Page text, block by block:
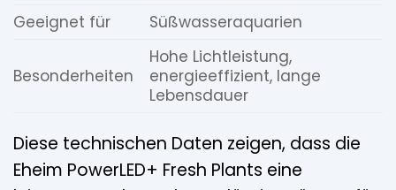
Geeignet für
Süßwasseraquarien
Besonderheiten
Hohe Lichtleistung,
energieeffizient, lange
Lebensdauer
Diese technischen Daten zeigen, dass die
Eheim PowerLED+ Fresh Plants eine